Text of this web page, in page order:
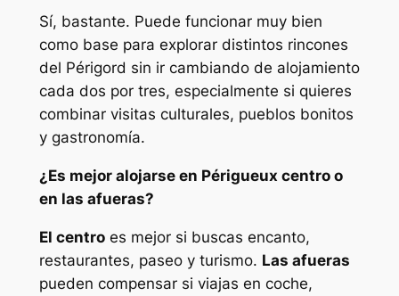
Sí, bastante. Puede funcionar muy bien
como base para explorar distintos rincones
del Périgord sin ir cambiando de alojamiento
cada dos por tres, especialmente si quieres
combinar visitas culturales, pueblos bonitos
y gastronomía.
¿Es mejor alojarse en Périgueux centro o
en las afueras?
El centroes mejor si buscas encanto,
restaurantes, paseo y turismo. Las afueras
pueden compensar si viajas en coche,